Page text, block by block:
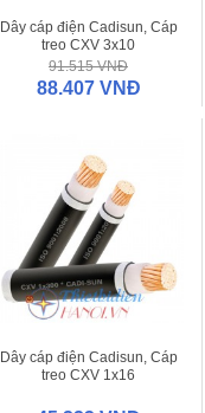
Dây cáp điện Cadisun, Cáp
treo CXV 3x10
91.515 VNĐ
88.407 VNĐ
Dây cáp điện Cadisun, Cáp
treo CXV 1x16